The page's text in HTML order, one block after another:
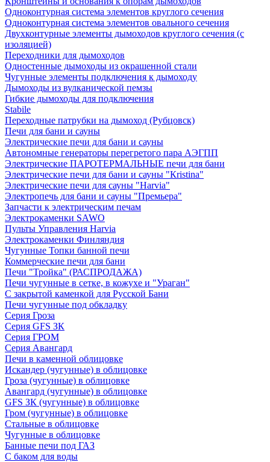
Одноконтурная система элементов круглого сечения
Одноконтурная система элементов овального сечения
Двухконтурные элементы дымоходов круглого сечения (с
изоляцией)
Переходники для дымоходов
Одностенные дымоходы из окрашенной стали
Чугунные элементы подключения к дымоходу
Дымоходы из вулканической пемзы
Гибкие дымоходы для подключения
Stabile
Переходные патрубки на дымоход (Рубцовск)
Печи для бани и сауны
Электрические печи для бани и сауны
Автономные генераторы перегретого пара АЭГПП
Электрические ПАРОТЕРМАЛЬНЫЕ печи для бани
Электрические печи для бани и сауны "Кristina"
Электрические печи для сауны "Harvia"
Электропечь для бани и сауны "Премьера"
Запчасти к электрическим печам
Электрокаменки SAWO
Пульты Управления Harvia
Электрокаменки Финляндия
Чугунные Топки банной печи
Коммерческие печи для бани
Печи "Тройка" (РАСПРОДАЖА)
Печи чугунные в сетке, в кожухе и "Ураган"
С закрытой каменкой для Русской Бани
Печи чугунные под обкладку
Серия Гроза
Серия GFS ЗК
Серия ГРОМ
Серия Авангард
Печи в каменной облицовке
Искандер (чугунные) в облицовке
Гроза (чугунные) в облицовке
Авангард (чугунные) в облицовке
GFS ЗК (чугунные) в облицовке
Гром (чугунные) в облицовке
Стальные в облицовке
Чугунные в облицовке
Банные печи под ГАЗ
С баком для воды